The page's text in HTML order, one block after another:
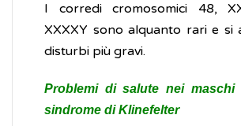
I corredi cromosomici 48,
XXXXY sono alquanto rari e si
disturbi più gravi.
Problemi di salute nei maschi
sindrome di Klinefelter